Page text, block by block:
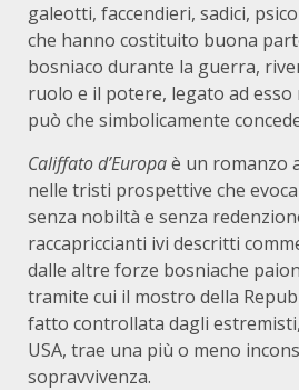
galeotti, faccendieri, sadici,
che hanno costituito buona
bosniaco durante la guerra,
ruolo e il potere, legato ad esso
può che simbolicamente
Califfato d’Europaè un romanzo
nelle tristi prospettive che
senza nobiltà e senza
raccapriccianti ivi descritti
dalle altre forze bosniache
tramite cui il mostro della
fatto controllata dagli
USA, trae una più o meno
sopravvivenza.